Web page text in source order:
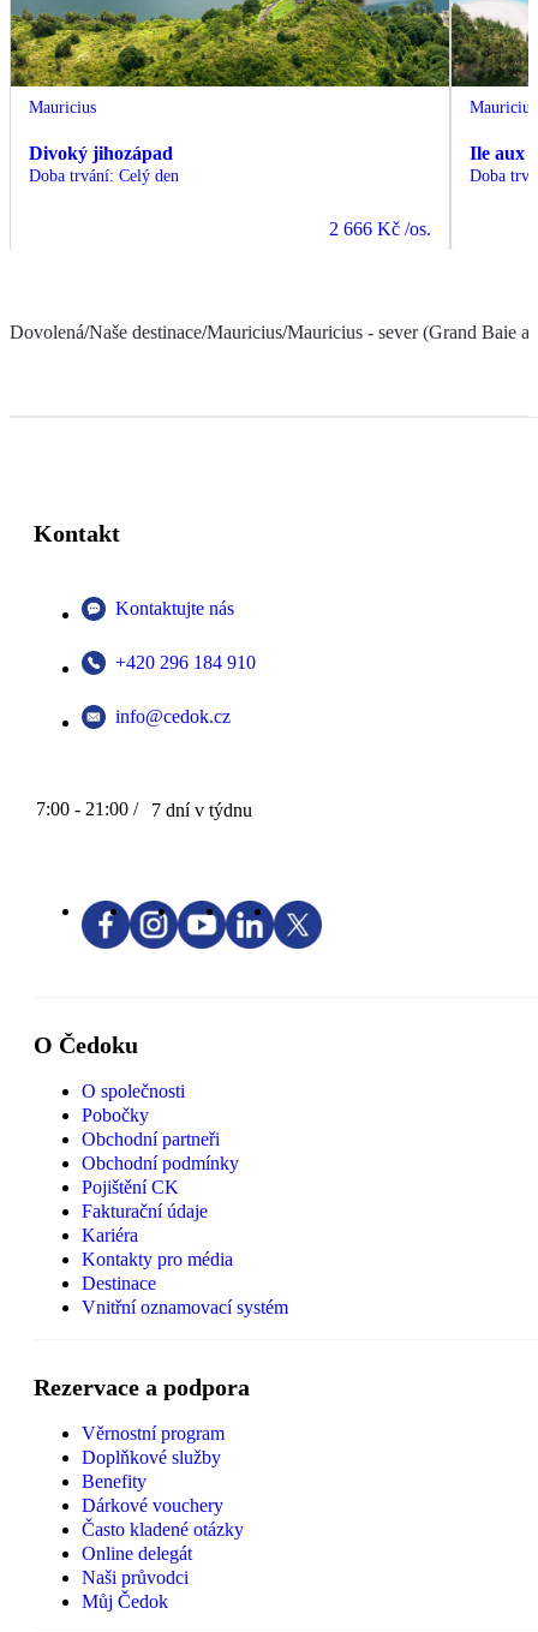
Mauricius
Divoký jihozápad
Doba trvání: Celý den
2 666 Kč /os.
Mauricius
Ile aux
Doba
Dovolená/Naše destinace/Mauricius/Mauricius - sever (Grand Baie a
Kontakt
Kontaktujte nás
+420 296 184 910
info@cedok.cz
7:00 - 21:00 / 7 dní v týdnu
O Čedoku
O společnosti
Pobočky
Obchodní partneři
Obchodní podmínky
Pojištění CK
Fakturační údaje
Kariéra
Kontakty pro média
Destinace
Vnitřní oznamovací systém
Rezervace a podpora
Věrnostní program
Doplňkové služby
Benefity
Dárkové vouchery
Často kladené otázky
Online delegát
Naši průvodci
Můj Čedok